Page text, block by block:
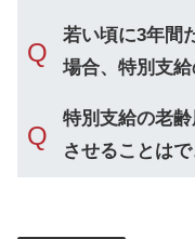
Q
若い頃に3年間
場合、特別支
Q
特別支給の老
させることは